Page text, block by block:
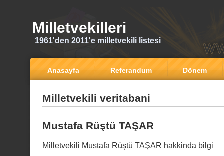
Milletvekilleri
1961'den 2011'e milletvekili listesi
Anasayfa Referandum Dönem
Milletvekili veritabani
Mustafa Rüştü TAŞAR
Milletvekili Mustafa Rüştü TAŞAR hakkinda bilgi